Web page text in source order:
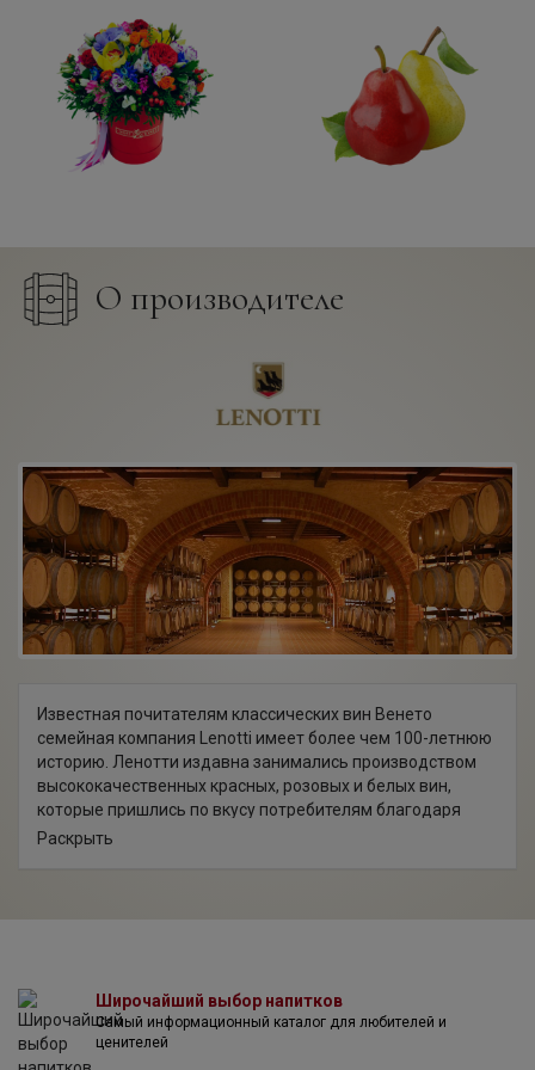
О производителе
Известная почитателям классических вин Венето
семейная компания Lenotti имеет более чем 100-летнюю
историю. Ленотти издавна занимались производством
высококачественных красных, розовых и белых вин,
которые пришлись по вкусу потребителям благодаря
выразительности и отменным характеристикам. Годом
выращиванию красных сортов винограда — Мерло,
Санджовезе, Корвина, Рондинелла, Молинара, а почвы
вулканического происхождения и аллювиальные почвы
Раскрыть
Широчайший выбор напитков
Самый информационный каталог для любителей и
ценителей